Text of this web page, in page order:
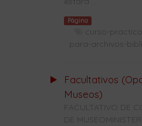
Página
curso-
para-archivos-
Facultativos
Museos)
FACULTATIVO DE
DE